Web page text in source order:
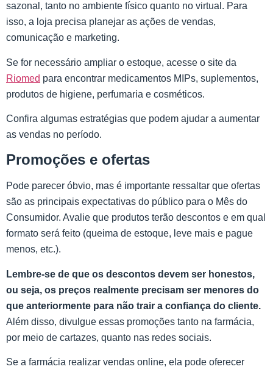
sazonal, tanto no ambiente físico quanto no virtual. Para
isso, a loja precisa planejar as ações de vendas,
comunicação e marketing.
Se for necessário ampliar o estoque, acesse o site da
Riomed para encontrar medicamentos MIPs, suplementos,
produtos de higiene, perfumaria e cosméticos.
Confira algumas estratégias que podem ajudar a aumentar
as vendas no período.
Promoções e ofertas
Pode parecer óbvio, mas é importante ressaltar que ofertas
são as principais expectativas do público para o Mês do
Consumidor. Avalie que produtos terão descontos e em qual
formato será feito (queima de estoque, leve mais e pague
menos, etc.).
Lembre-se de que os descontos devem ser honestos,
ou seja, os preços realmente precisam ser menores do
que anteriormente para não trair a confiança do cliente.
Além disso, divulgue essas promoções tanto na farmácia,
por meio de cartazes, quanto nas redes sociais.
Se a farmácia realizar vendas online, ela pode oferecer